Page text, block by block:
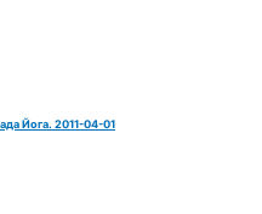
Йога. 2011-04-01